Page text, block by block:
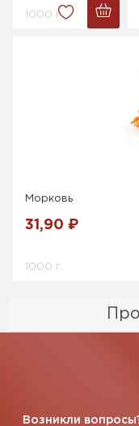
1000 г.
Морковь
31,90 ₽
1000 г.
Возникли